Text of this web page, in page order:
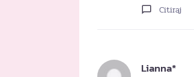
Citiraj
Lianna*